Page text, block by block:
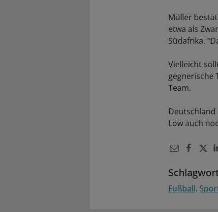
Müller
etwa als
Südafrika.
Vielleicht
gegnerische
Team.
Löw auch
Fußball